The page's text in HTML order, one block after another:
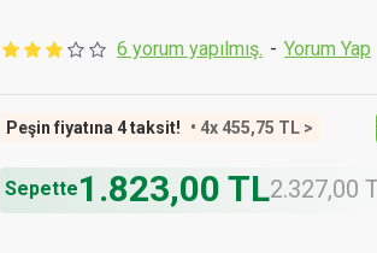
6 yorum yapılmış. - Yorum Yap
Peşin fiyatına 4 taksit! • 4x 455,75 TL >
Sepette1.823,00 TL2.327,00